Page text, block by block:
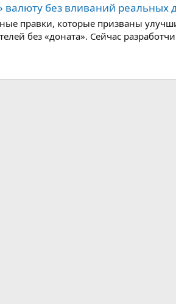
без вливаний реальных
правки, которые призваны
без «доната». Сейчас